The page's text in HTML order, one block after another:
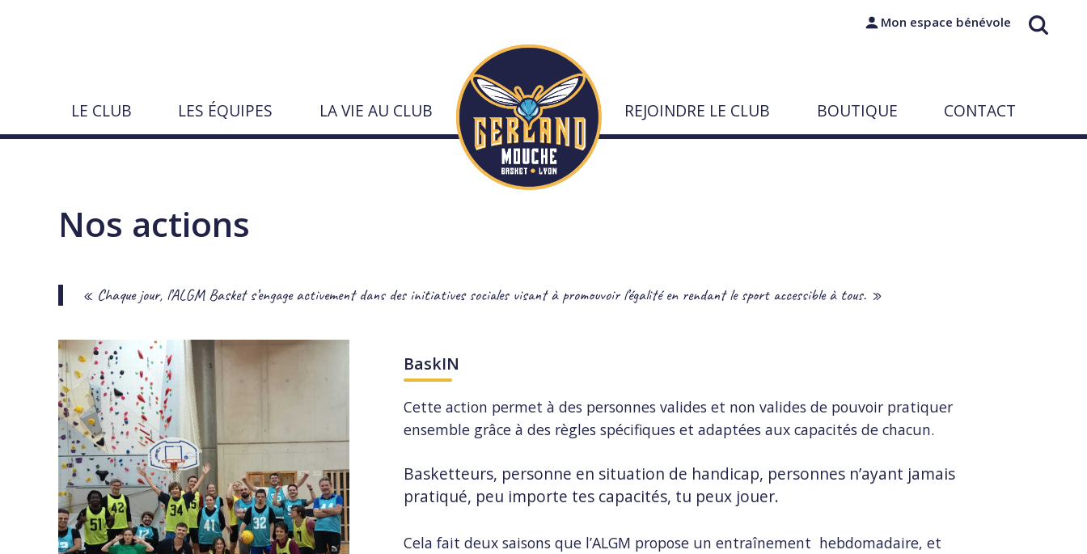
Mon espace bénévole
LE CLUB LES ÉQUIPES LA VIE AU CLUB REJOINDRE LE CLUB BOUTIQUE CONTACT
Nos actions
« Chaque jour, l’ALGM Basket s’engage activement dans des initiatives sociales visant à promouvoir l’égalité en rendant le sport accessible à tous. »
BaskIN
Cette action permet à des personnes valides et non valides de pouvoir pratiquer
ensemble grâce à des règles spécifiques et adaptées aux capacités de chacun.
Basketteurs, personne en situation de handicap, personnes n’ayant jamais
pratiqué, peu importe tes capacités, tu peux jouer.
Cela fait deux saisons que l’ALGM propose un entraînement hebdomadaire, et